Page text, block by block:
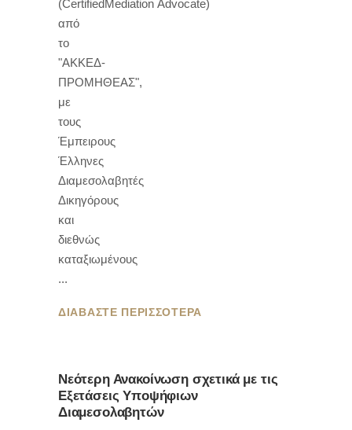
(CertifiedMediation Advocate)
από
το
"ΑΚΚΕΔ-
ΠΡΟΜΗΘΕΑΣ",
με
τους
Έμπειρους
Έλληνες
Διαμεσολαβητές
Δικηγόρους
και
διεθνώς
καταξιωμένους
ΔΙΑΒΑΣΤΕ ΠΕΡΙΣΣΟΤΕΡΑ
Νεότερη Ανακοίνωση σχετικά με τις
Εξετάσεις Υποψήφιων
Διαμεσολαβητών